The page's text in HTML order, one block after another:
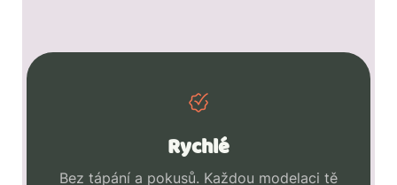
Rychlé
Bez tápání a pokusů. Každou modelaci tě